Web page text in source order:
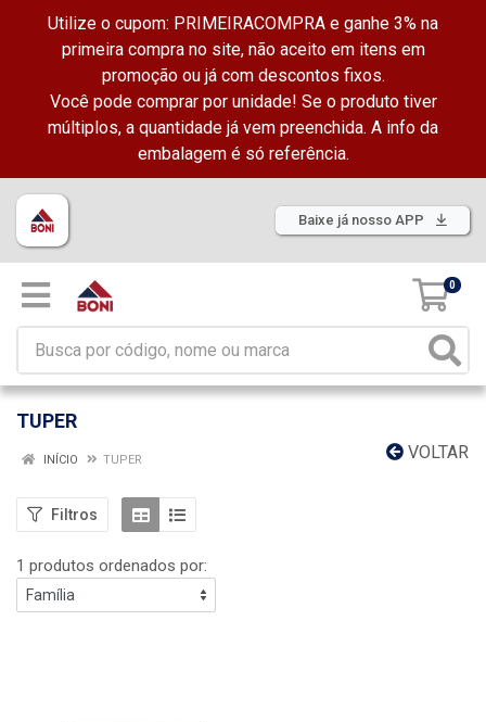
Utilize o cupom: PRIMEIRACOMPRA e ganhe 3% na
primeira compra no site, não aceito em itens em
promoção ou já com descontos fixos.
Você pode comprar por unidade! Se o produto tiver
múltiplos, a quantidade já vem preenchida. A info da
embalagem é só referência.
Baixe já nosso APP
0
TUPER
VOLTAR
INÍCIO TUPER
Filtros
1 produtos ordenados por: